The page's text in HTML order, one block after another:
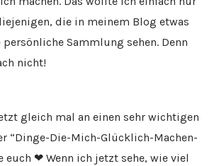
die in meinem Blog etwas
persönliche Sammlung sehen. Denn
nicht!
gleich mal an einen sehr wichtigen
“Dinge-Die-Mich-Glücklich-Machen-
euch ❤ Wenn ich jetzt sehe, wie viel